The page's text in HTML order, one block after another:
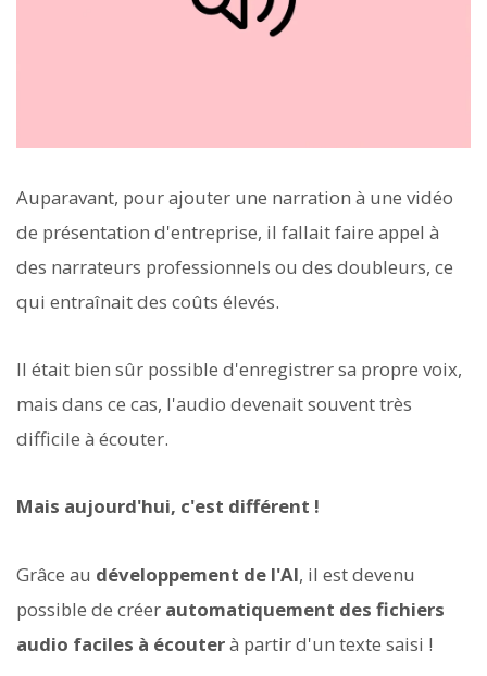
Auparavant, pour ajouter une narration à une vidéo
de présentation d'entreprise, il fallait faire appel à
des narrateurs professionnels ou des doubleurs, ce
qui entraînait des coûts élevés.
Il était bien sûr possible d'enregistrer sa propre voix,
mais dans ce cas, l'audio devenait souvent très
difficile à écouter.
Mais aujourd'hui, c'est différent !
Grâce au développement de l'AI, il est devenu
possible de créer automatiquement des fichiers
audio faciles à écouterà partir d'un texte saisi !